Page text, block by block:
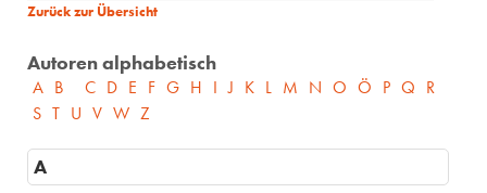
Zurück zur Übersicht
Autoren alphabetisch
A B C D E F G H I J K L M N O Ö P Q R
S T U V W Z
A